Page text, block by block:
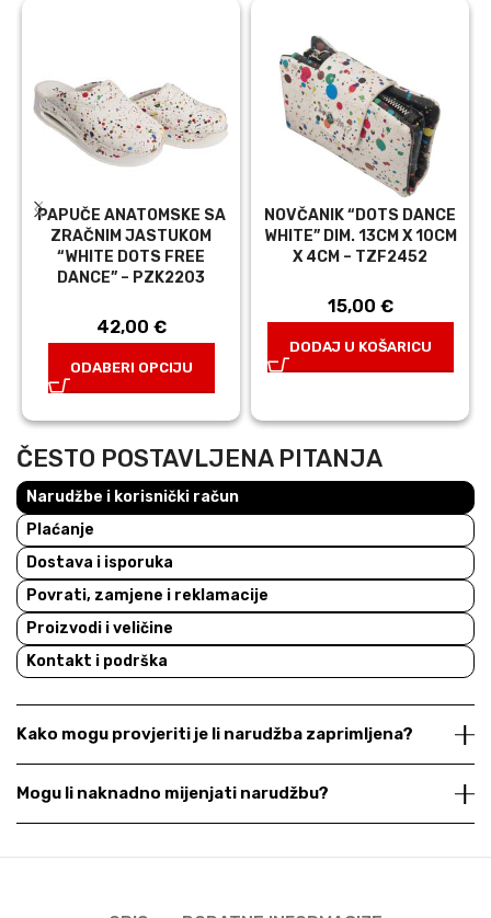
PAPUČE ANATOMSKE SA
ZRAČNIM JASTUKOM
“WHITE DOTS FREE
DANCE” – PZK2203
42,00 €
ODABERI OPCIJU
NOVČANIK “DOTS DANCE
WHITE” DIM. 13CM X 10CM
X 4CM – TZF2452
15,00 €
DODAJ U KOŠARICU
ČESTO POSTAVLJENA PITANJA
Narudžbe i korisnički račun
Plaćanje
Dostava i isporuka
Povrati, zamjene i reklamacije
Proizvodi i veličine
Kontakt i podrška
Kako mogu provjeriti je li narudžba zaprimljena?
Mogu li naknadno mijenjati narudžbu?